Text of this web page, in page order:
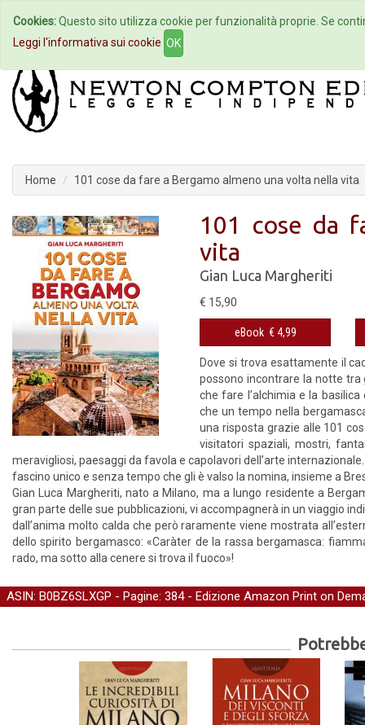
Home Autori Eventi
Home 101 cose da fare a Bergamo almeno una volta nella vita
101 cose da
vita
Gian Luca Margheriti
€ 15,90
eBook € 4,99
Dove si trova esattamente il
possono incontrare la notte tra
che fare l’alchimia e la
che un tempo nella
una risposta grazie alle 101
visitatori spaziali, mostri,
meravigliosi, paesaggi da favola e capolavori dell’arte
fascino unico e senza tempo che gli è valso la nomina, insieme a
Gian Luca Margheriti, nato a Milano, ma a lungo residente a
gran parte delle sue pubblicazioni, vi accompagnerà in un viaggio
dall’anima molto calda che però raramente viene mostrata
dello spirito bergamasco: «Caràter de la rassa bergamasca:
rado, ma sotto alla cenere si trova il fuoco»!
ASIN: B0BZ6SLXGP - Pagine: 384 - Edizione Amazon Print on
Cookies:Questo sito utilizza cookie per funzionalità proprie. Se
Leggi l'informativa sui cookie OK